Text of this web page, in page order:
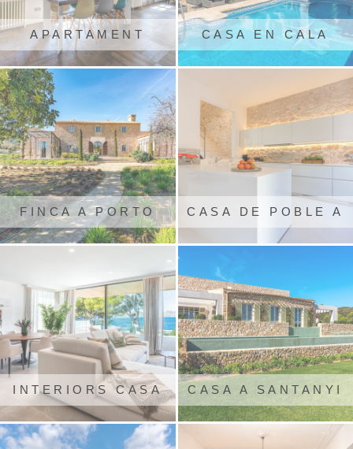
APARTAMENT
CENTRE DE PALMA
CASA EN CALA
MAJOR
FINCA A PORTO
COLOM
CASA DE POBLE A
SANTANYÍ
INTERIORS CASA
ALCUDIA
CASA A SANTANYI